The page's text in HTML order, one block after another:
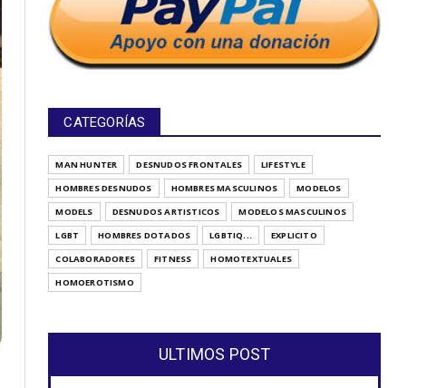
CATEGORÍAS
MAN HUNTER DESNUDOS FRONTALES
LIFESTYLE
HOMBRES DESNUDOS
HOMBRES MASCULINOS
MODELOS
MODELS
DESNUDOS ARTISTICOS
MODELOS MASCULINOS
LGBT
HOMBRES DOTADOS LGBTIQ...
EXPLICITO
COLABORADORES
FITNESS
HOMOTEXTUALES
HOMOEROTISMO
ULTIMOS POST